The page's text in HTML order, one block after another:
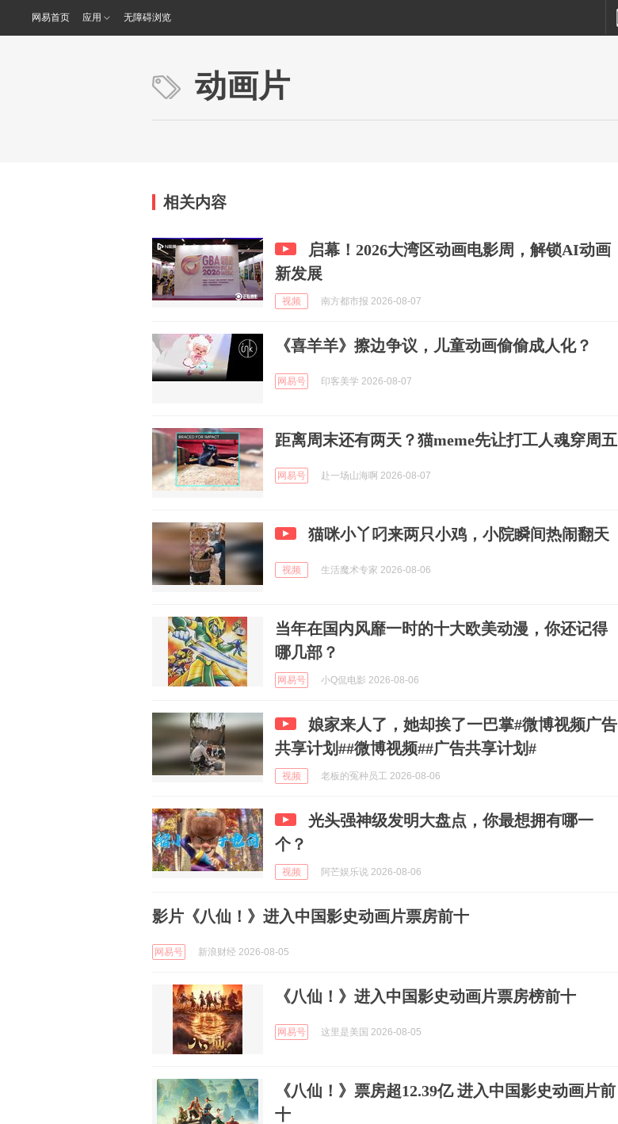
网易首页 应用 无障碍浏览
动画片
相关内容
启幕！2026大湾区动画电影周，解锁AI动画
新发展
视频 南方都市报 2026-08-07
《喜羊羊》擦边争议，儿童动画偷偷成人化？
网易号 印客美学 2026-08-07
距离周末还有两天？猫meme先让打工人魂穿周五
网易号 赴一场山海啊 2026-08-07
猫咪小丫叼来两只小鸡，小院瞬间热闹翻天
视频 生活魔术专家 2026-08-06
当年在国内风靡一时的十大欧美动漫，你还记得
哪几部？
网易号 小Q侃电影 2026-08-06
娘家来人了，她却挨了一巴掌#微博视频广告
共享计划##微博视频##广告共享计划#
视频 老板的冤种员工 2026-08-06
光头强神级发明大盘点，你最想拥有哪一
个？
视频 阿芒娱乐说 2026-08-06
影片《八仙！》进入中国影史动画片票房前十
网易号 新浪财经 2026-08-05
《八仙！》进入中国影史动画片票房榜前十
网易号 这里是美国 2026-08-05
《八仙！》票房超12.39亿 进入中国影史动画片前
十